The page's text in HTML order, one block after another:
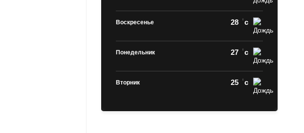
Воскресенье 28 c
Понедельник 27 c
Вторник 25 c